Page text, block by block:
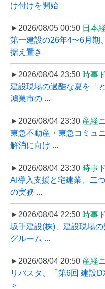
け付けを開始
►2026/08/05 00:50 日本
第一建設の26年4〜6月期
据え置き
►2026/08/04 23:50 時事
建設現場の過酷な夏を「
鴻巣市の ...
►2026/08/04 23:30 産経
東急不動産・東急コミュ
解消に向け ...
►2026/08/04 23:30 時事
AI導入支援と宅建業、二
の実務 ...
►2026/08/04 22:50 時事
坂手建設(株)、建設現場
グルーム ...
►2026/08/04 20:50 産経
リバスタ、「第6回 建設
＞